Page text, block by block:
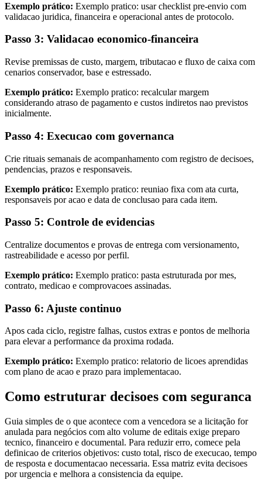
Exemplo prático: Exemplo pratico: usar checklist pre-envio com
validacao juridica, financeira e operacional antes de protocolo.
Passo 3: Validacao economico-financeira
Revise premissas de custo, margem, tributacao e fluxo de caixa com
cenarios conservador, base e estressado.
Exemplo prático: Exemplo pratico: recalcular margem
considerando atraso de pagamento e custos indiretos nao previstos
inicialmente.
Passo 4: Execucao com governanca
Crie rituais semanais de acompanhamento com registro de decisoes,
pendencias, prazos e responsaveis.
Exemplo prático: Exemplo pratico: reuniao fixa com ata curta,
responsaveis por acao e data de conclusao para cada item.
Passo 5: Controle de evidencias
Centralize documentos e provas de entrega com versionamento,
rastreabilidade e acesso por perfil.
Exemplo prático: Exemplo pratico: pasta estruturada por mes,
contrato, medicao e comprovacoes assinadas.
Passo 6: Ajuste continuo
Apos cada ciclo, registre falhas, custos extras e pontos de melhoria
para elevar a performance da proxima rodada.
Exemplo prático: Exemplo pratico: relatorio de licoes aprendidas
com plano de acao e prazo para implementacao.
Como estruturar decisoes com seguranca
Guia simples de o que acontece com a vencedora se a licitação for
anulada para negócios com alto volume de editais exige preparo
tecnico, financeiro e documental. Para reduzir erro, comece pela
definicao de criterios objetivos: custo total, risco de execucao, tempo
de resposta e documentacao necessaria. Essa matriz evita decisoes
por urgencia e melhora a consistencia da equipe.